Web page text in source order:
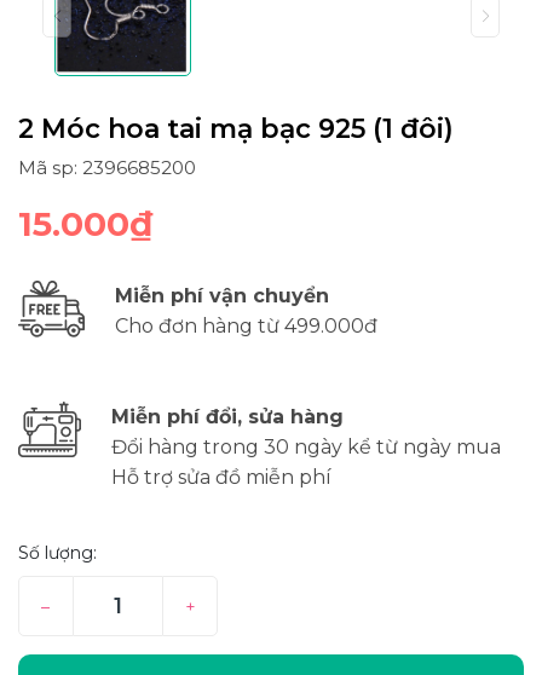
2 Móc hoa tai mạ bạc 925 (1 đôi)
Mã sp: 2396685200
15.000₫
Miễn phí vận chuyển
Cho đơn hàng từ 499.000đ
Miễn phí đổi, sửa hàng
Đổi hàng trong 30 ngày kể từ ngày mua
Hỗ trợ sửa đồ miễn phí
Số lượng:
– +